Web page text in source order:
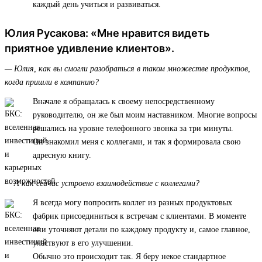
каждый день учиться и развиваться.
Юлия Русакова: «Мне нравится видеть
приятное удивление клиентов».
— Юлия, как вы смогли разобраться в таком множестве продуктов,
когда пришли в компанию?
Вначале я обращалась к своему непосредственному
руководителю, он же был моим наставником. Многие вопросы
решались на уровне телефонного звонка за три минуты.
Он знакомил меня с коллегами, и так я формировала свою
адресную книгу.
— А как сейчас устроено взаимодействие с коллегами?
Я всегда могу попросить коллег из разных продуктовых
фабрик присоединиться к встречам с клиентами. В моменте
они уточняют детали по каждому продукту и, самое главное,
участвуют в его улучшении.
Обычно это происходит так. Я беру некое стандартное